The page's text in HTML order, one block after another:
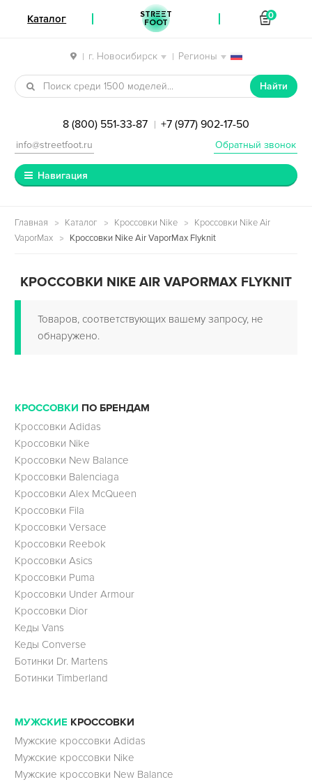
| г. Новосибирск | Регионы
Перейти к навигации
Перейти к содержимому
Найти
8 (800) 551-33-87 | +7 (977) 902-17-50
Обратный звонок
info@streetfoot.ru
Навигация
Главная Каталог Кроссовки Nike
Кроссовки Nike Air
VaporMax
Кроссовки Nike Air VaporMax Flyknit
КРОССОВКИ NIKE AIR VAPORMAX FLYKNIT
Товаров, соответствующих вашему запросу, не
обнаружено.
КРОССОВКИ ПО БРЕНДАМ
Кроссовки Adidas
Кроссовки Nike
Кроссовки New Balance
Кроссовки Balenciaga
Кроссовки Alex McQueen
Кроссовки Fila
Кроссовки Versace
Кроссовки Reebok
Кроссовки Asics
Кроссовки Puma
Кроссовки Under Armour
Кроссовки Dior
Кеды Vans
Кеды Converse
Ботинки Dr. Martens
Ботинки Timberland
МУЖСКИЕ КРОССОВКИ
Мужские кроссовки Adidas
Мужские кроссовки Nike
Мужские кроссовки New Balance
Каталог STREET
FOOT
0